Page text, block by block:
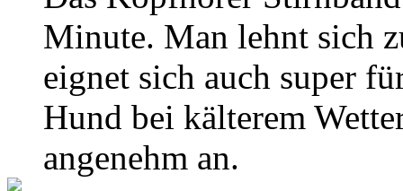
Minute. Man lehnt sich
eignet sich auch super
Hund bei kälterem
angenehm an.